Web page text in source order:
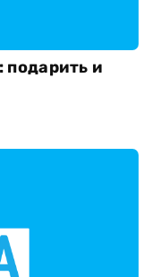
подарить и